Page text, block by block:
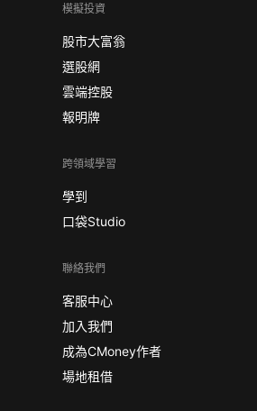
模擬投資
股市大富翁
選股網
雲端控股
報明牌
跨領域學習
學到
口袋Studio
聯絡我們
客服中心
加入我們
成為CMoney作者
場地租借